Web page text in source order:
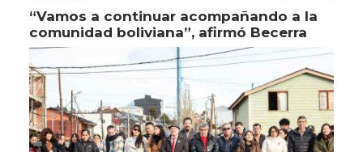
“Vamos a continuar acompañando a la
comunidad boliviana”, afirmó Becerra